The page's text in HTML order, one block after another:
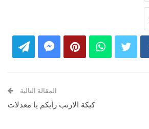
المقالة التالية
كيكة الارنب رأيكم يا معدلات